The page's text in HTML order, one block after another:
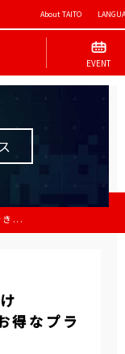
About TAITO
EVENT
き...
得なプラ